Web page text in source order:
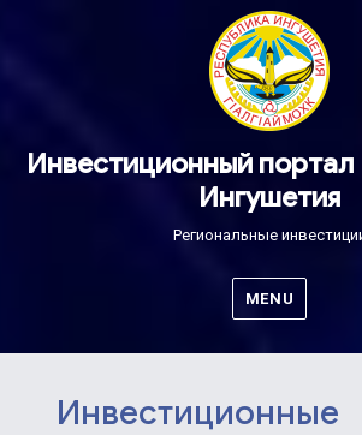
Инвестиционный портал
Ингушетия
Региональные
MENU
Инвестиционные